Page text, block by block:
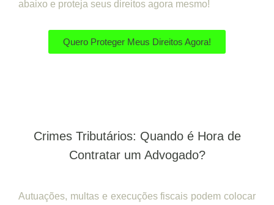
abaixo e proteja seus direitos agora mesmo!
Quero Proteger Meus Direitos Agora!
Crimes Tributários: Quando é Hora de
Contratar um Advogado?
Autuações, multas e execuções fiscais podem colocar